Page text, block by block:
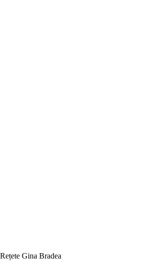
Rețete Gina Bradea